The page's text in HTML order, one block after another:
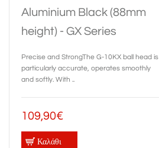
Aluminium Black (88mm
height) - GX Series
Precise and StrongThe G-10KX ball head is
particularly accurate, operates smoothly
and softly. With ..
109,90€
Καλάθι